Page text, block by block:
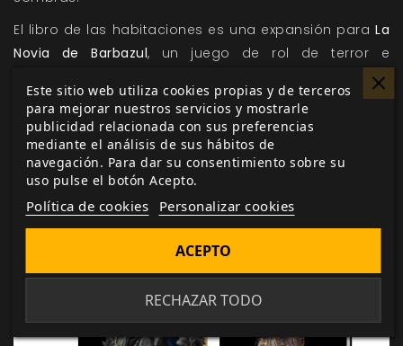
El libro de las habitaciones es una expansión para La
Novia de Barbazul, un juego de rol de terror e
investigación basado en el cuento de hadas de
Barbazul. En su interior podrás encontrar una gran
variedad de habitaciones bellamente ilustradas y
listas para ser exploradas.
Este sitio web utiliza cookies propias y de terceros
para mejorar nuestros servicios y mostrarle
publicidad relacionada con sus preferencias
mediante el análisis de sus hábitos de
navegación. Para dar su consentimiento sobre su
uso pulse el botón Acepto.
Política de cookies Personalizar cookies
RECHAZAR TODO
ACEPTO